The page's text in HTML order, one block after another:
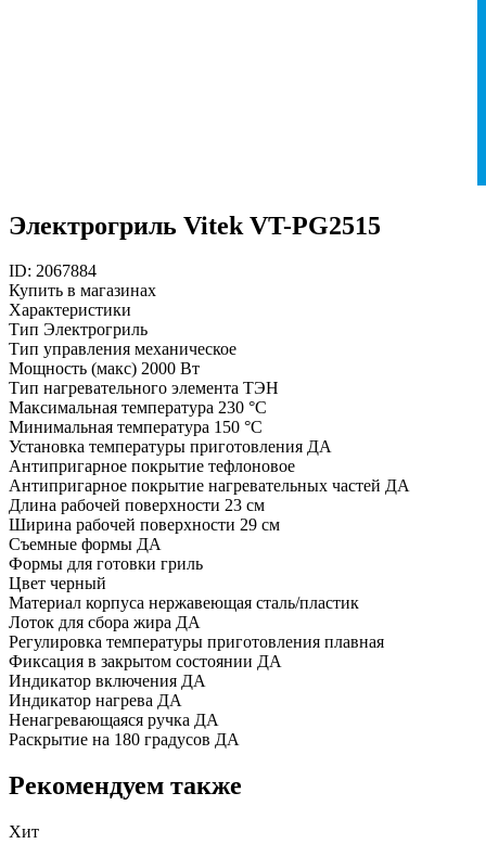
Электрогриль Vitek VT-PG2515
ID: 2067884
Купить в магазинах
Характеристики
Тип Электрогриль
Тип управления механическое
Мощность (макс) 2000 Вт
Тип нагревательного элемента ТЭН
Максимальная температура 230 °С
Минимальная температура 150 °С
Установка температуры приготовления ДА
Антипригарное покрытие тефлоновое
Антипригарное покрытие нагревательных частей ДА
Длина рабочей поверхности 23 см
Ширина рабочей поверхности 29 см
Съемные формы ДА
Формы для готовки гриль
Цвет черный
Материал корпуса нержавеющая сталь/пластик
Лоток для сбора жира ДА
Регулировка температуры приготовления плавная
Фиксация в закрытом состоянии ДА
Индикатор включения ДА
Индикатор нагрева ДА
Ненагревающаяся ручка ДА
Раскрытие на 180 градусов ДА
Рекомендуем также
Хит